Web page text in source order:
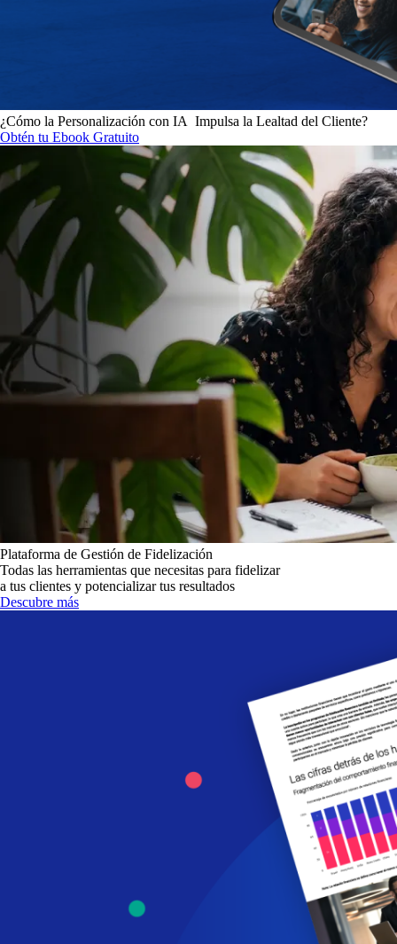
¿Cómo la Personalización con IA Impulsa la Lealtad del Cliente?
Obtén tu Ebook Gratuito
Plataforma de Gestión de Fidelización
Todas las herramientas que necesitas para fidelizar
a tus clientes y potencializar tus resultados
Descubre más